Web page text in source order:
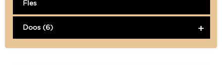
Fles
Doos (6)